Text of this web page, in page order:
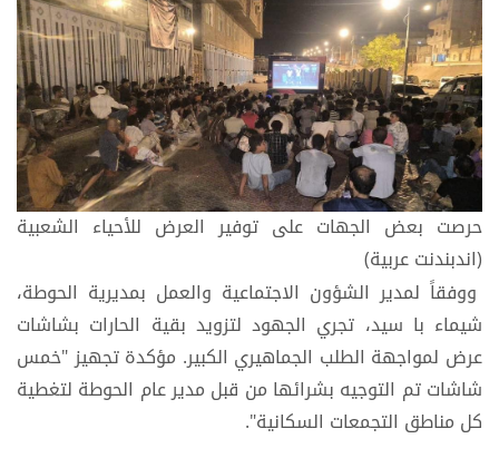
حرصت بعض الجهات على توفير العرض للأحياء الشعبية
(اندبندنت عربية)
ووفقاً لمدير الشؤون الاجتماعية والعمل بمديرية الحوطة،
شيماء با سيد، تجري الجهود لتزويد بقية الحارات بشاشات
عرض لمواجهة الطلب الجماهيري الكبير. مؤكدة تجهيز "خمس
شاشات تم التوجيه بشرائها من قبل مدير عام الحوطة لتغطية
كل مناطق التجمعات السكانية".